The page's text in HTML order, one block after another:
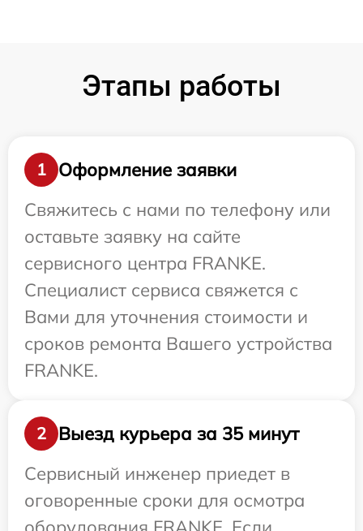
Этапы работы
1
Оформление заявки
Свяжитесь с нами по телефону или
оставьте заявку на сайте
сервисного центра FRANKE.
Специалист сервиса свяжется с
Вами для уточнения стоимости и
сроков ремонта Вашего устройства
FRANKE.
2
Выезд курьера за 35 минут
Сервисный инженер приедет в
оговоренные сроки для осмотра